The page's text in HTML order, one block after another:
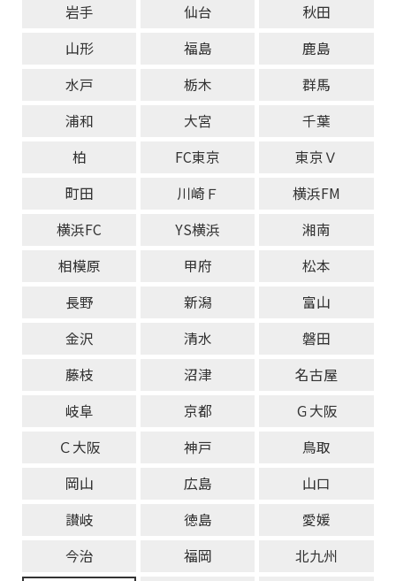
岩手
仙台
秋田
山形
福島
鹿島
水戸
栃木
群馬
浦和
大宮
千葉
柏
FC東京
東京Ｖ
町田
川崎Ｆ
横浜FM
横浜FC
YS横浜
湘南
相模原
甲府
松本
長野
新潟
富山
金沢
清水
磐田
藤枝
沼津
名古屋
岐阜
京都
Ｇ大阪
Ｃ大阪
神戸
鳥取
岡山
広島
山口
讃岐
徳島
愛媛
今治
福岡
北九州